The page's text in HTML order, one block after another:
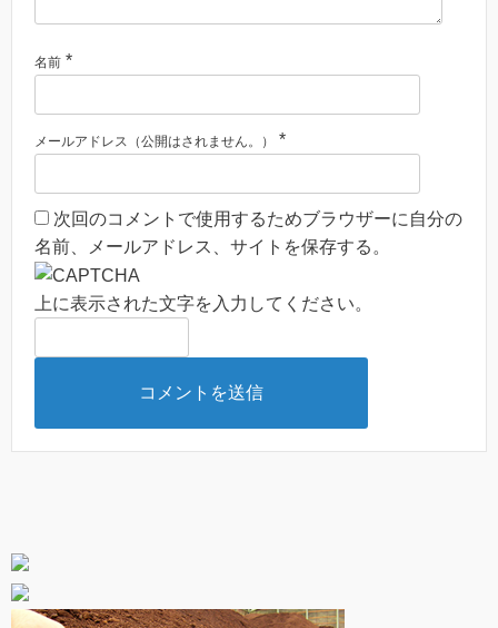
名前 *
メールアドレス（公開はされません。） *
次回のコメントで使用するためブラウザーに自分の
名前、メールアドレス、サイトを保存する。
上に表示された文字を入力してください。